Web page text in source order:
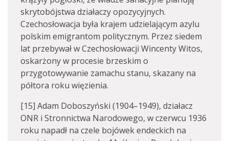
skrytobójstwa działaczy opozycyjnych.
Czechosłowacja była krajem udzielającym azylu
polskim emigrantom politycznym. Przez siedem
lat przebywał w Czechosłowacji Wincenty Witos,
oskarżony w procesie brzeskim o
przygotowywanie zamachu stanu, skazany na
półtora roku więzienia.
[15] Adam Doboszyński (1904–1949), działacz
ONR i Stronnictwa Narodowego, w czerwcu 1936
roku napadł na czele bojówek endeckich na